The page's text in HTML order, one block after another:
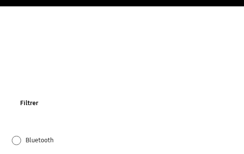
Filtrer
Bluetooth